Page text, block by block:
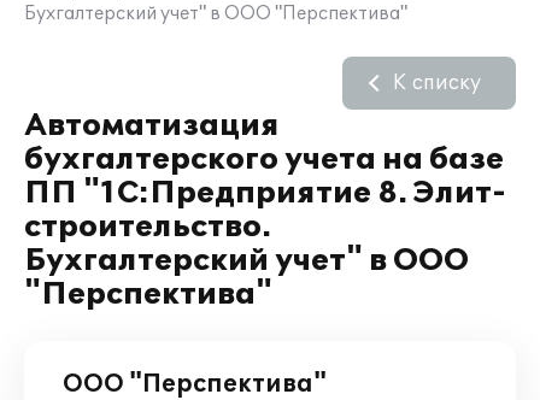
Бухгалтерский учет" в ООО "Перспектива"
Автоматизация
бухгалтерского учета на базе
ПП "1С:Предприятие 8. Элит-
строительство.
Бухгалтерский учет" в ООО
"Перспектива"
К списку
ООО "Перспектива"